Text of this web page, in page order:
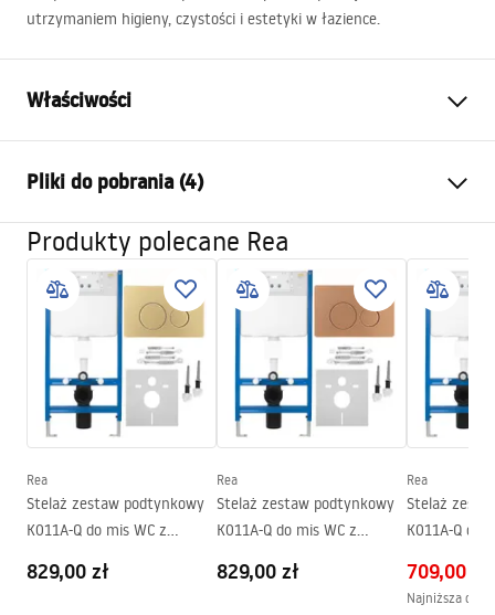
utrzymaniem higieny, czystości i estetyki w łazience.
Właściwości
System spłukiwania:
Kolor:
Biały
Wykończenie:
Połysk
Materiał:
Ceramika sanitarna
Długość:
495mm
Szerokość (mm):
370
Wysokość (mm):
355mm
Rozstaw śrub montażowych:
mm
Deska w zestawie:
Tak, w kolorze misy WC
Pliki do pobrania (4)
Atest higieniczny
ATEST-higieniczny.pdf
Instrukcja montażu video
instrukcja-montażu-misy-wc-video.mp4
Plik CAD
WC_CARLO_MINI_RIMLESS.dwg
WC.pdf
Produkty polecane Rea
Rea
Stelaż zestaw podtynkowy
K011A-Q do mis WC z
Szczotkowany
829,00 zł
Rea
Stelaż zestaw podtynkowy
K011A-Q do mis WC z
Szczotkowana
829,00 zł
Rea
Stelaż
K011A-Q do
709,00 zł
Najniższa